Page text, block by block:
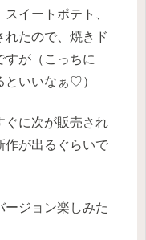
イートポテト、
れたので、焼きド
すが（こっちに
いいなぁ♡）
に次が販売され
作が出るぐらいで
ージョン楽しみた